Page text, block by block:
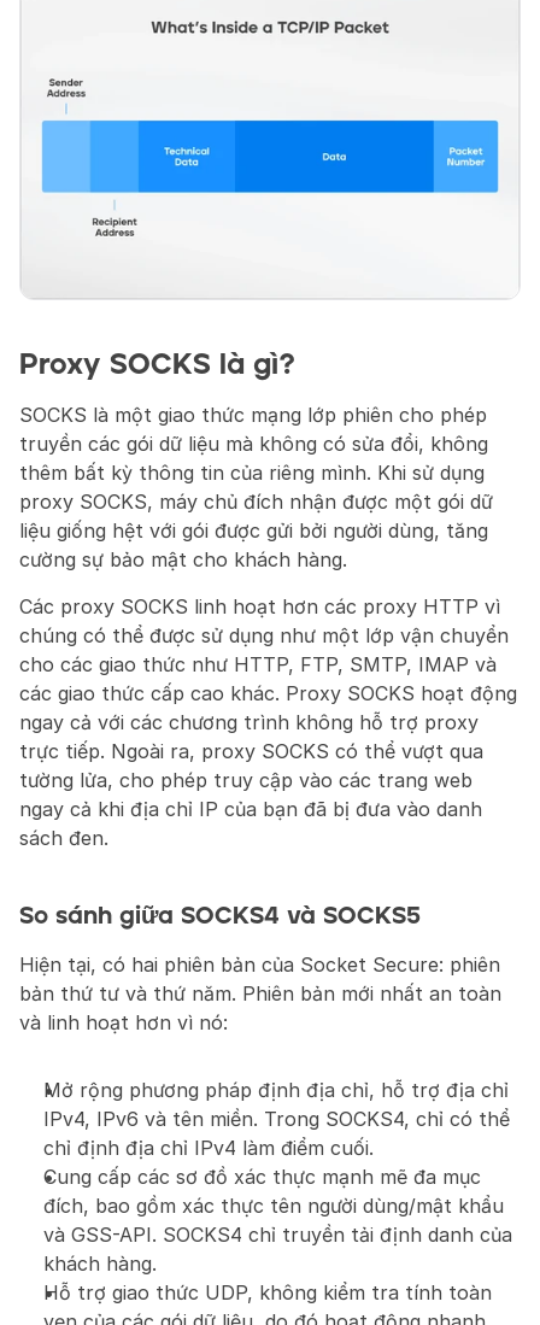
Proxy SOCKS là gì?
SOCKS là một giao thức mạng lớp phiên cho phép
truyền các gói dữ liệu mà không có sửa đổi, không
thêm bất kỳ thông tin của riêng mình. Khi sử dụng
proxy SOCKS, máy chủ đích nhận được một gói dữ
liệu giống hệt với gói được gửi bởi người dùng, tăng
cường sự bảo mật cho khách hàng.
Các proxy SOCKS linh hoạt hơn các proxy HTTP vì
chúng có thể được sử dụng như một lớp vận chuyển
cho các giao thức như HTTP, FTP, SMTP, IMAP và
các giao thức cấp cao khác. Proxy SOCKS hoạt động
ngay cả với các chương trình không hỗ trợ proxy
trực tiếp. Ngoài ra, proxy SOCKS có thể vượt qua
tường lửa, cho phép truy cập vào các trang web
ngay cả khi địa chỉ IP của bạn đã bị đưa vào danh
sách đen.
So sánh giữa SOCKS4 và SOCKS5
Hiện tại, có hai phiên bản của Socket Secure: phiên
bản thứ tư và thứ năm. Phiên bản mới nhất an toàn
và linh hoạt hơn vì nó:
Mở rộng phương pháp định địa chỉ, hỗ trợ địa chỉ
IPv4, IPv6 và tên miền. Trong SOCKS4, chỉ có thể
chỉ định địa chỉ IPv4 làm điểm cuối.
Cung cấp các sơ đồ xác thực mạnh mẽ đa mục
đích, bao gồm xác thực tên người dùng/mật khẩu
và GSS-API. SOCKS4 chỉ truyền tải định danh của
khách hàng.
Hỗ trợ giao thức UDP, không kiểm tra tính toàn